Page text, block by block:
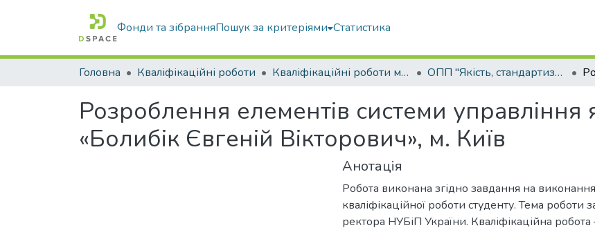
Фонди та зібранняПошук за критеріями Статистика
Головна Кваліфікаційні роботи Кваліфікаційні роботи магістрів ОПП "Якість, стандартизація та сертифікація"
Розроблення елементів системи
«Болибік Євгеній Вікторович», м. Київ
Анотація
Робота виконана згідно завдання на
кваліфікаційної роботи студенту. Тема роботи
ректора НУБіП України. Кваліфікаційна робота